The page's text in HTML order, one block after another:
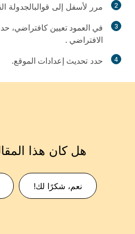
2 مرر لأسفل إلى قوالبالجدولة
3
في العمود تعيين كافتراضي،
الافتراضي .
4 حدد تحديث إعدادات الموقع.
هل كان هذا
نعم، شكرًا لك!